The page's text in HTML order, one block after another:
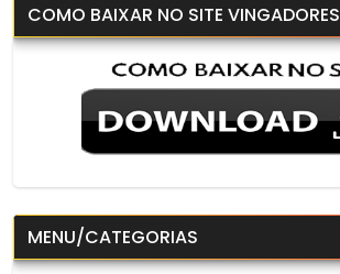
COMO BAIXAR NO SITE VINGADORES
MENU/CATEGORIAS